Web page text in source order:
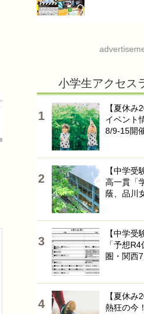
小学生アクセス
【夏休み
イベント
8/9-15開
【中学受
高一貫「
蔭、品川
【中学受
「予想
圏・関西
【夏休
熱狂の今